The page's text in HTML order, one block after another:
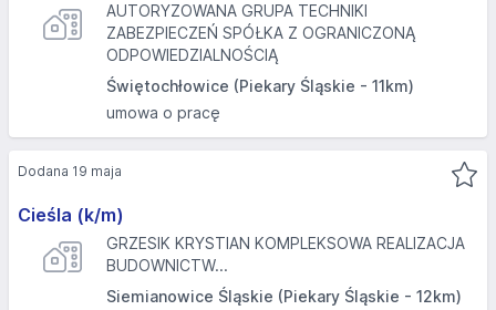
AUTORYZOWANA GRUPA TECHNIKI
ZABEZPIECZEŃ SPÓŁKA Z OGRANICZONĄ
ODPOWIEDZIALNOŚCIĄ
Świętochłowice (Piekary Śląskie - 11km)
umowa o pracę
Cieśla (k/m)
GRZESIK KRYSTIAN KOMPLEKSOWA REALIZACJA
BUDOWNICTW...
Siemianowice Śląskie (Piekary Śląskie - 12km)
Dodana 19 maja